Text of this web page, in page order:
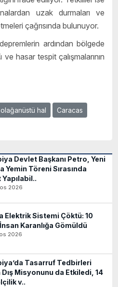
uzak durmaları ve
çağrısında bulunuyor.
ardından bölgede
ve hasar tespit çalışmalarının
olağanüstü hal
Caracas
Devlet Başkanı Petro, Yeni
Yemin Töreni Sırasında
2026
Elektrik Sistemi Çöktü: 10
Karanlığa Gömüldü
2026
Tasarruf Tedbirleri
Dış Misyonunu da Etkiledi, 14
v..